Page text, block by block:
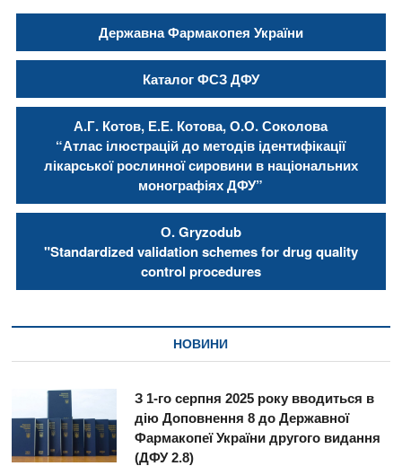
Державна Фармакопея України
Каталог ФСЗ ДФУ
А.Г. Котов, Е.Е. Котова, О.О. Соколова
“Атлас ілюстрацій до методів ідентифікації
лікарської рослинної сировини в національних
монографіях ДФУ”
О. Gryzodub
"Standardized validation schemes for drug quality
control procedures
НОВИНИ
З 1-го серпня 2025 року вводиться в
дію Доповнення 8 до Державної
Фармакопеї України другого видання
(ДФУ 2.8)